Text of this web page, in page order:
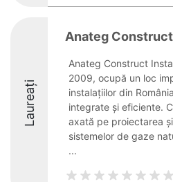
Laureați
Anateg
Anateg Construct
2009, ocupă un loc
instalațiilor din
integrate și eficiente.
axată pe proiectarea
sistemelor de gaze
...